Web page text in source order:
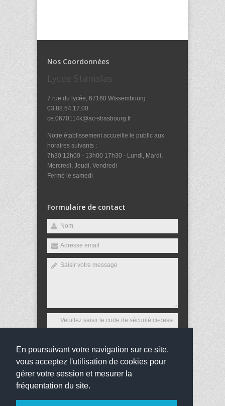
En poursuivant votre navigation sur ce site,
vous acceptez l'utilisation de cookies pour
gérer votre session et mesurer la
fréquentation du site.
Nos Coordonnées
Lycée Stanislas
7 rue du lycée, 67160 Wissembourg
03.88.54.17.00
ce.0670114k@ac-strasbourg.fr
Notre établissement accueille le public aux
horaires suivants :
7h30 12h00 - 13h00 17h30 - Lundi, Mardi,
Mercredi, Jeudi, Vendredi
Fermé le samedi
Formulaire de contact
Envoyer